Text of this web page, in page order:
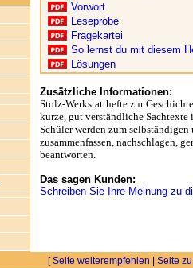
Vorwort
Leseprobe
Fragekartei
So lernst du mit diesem
Lösungen
Zusätzliche Informationen:
Stolz-Werkstatthefte zur
kurze, gut verständliche
Schüler werden zum
zusammenfassen, nachschlagen,
beantworten.
Das sagen Kunden:
Schreiben Sie Ihre Meinung zu
[Seite weiterempfehlen Seite